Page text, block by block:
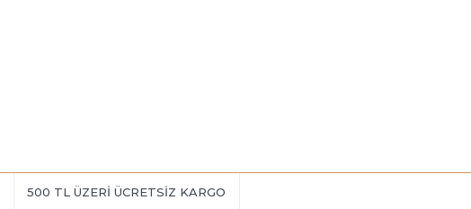
500 TL ÜZERİ ÜCRETSİZ KARGO